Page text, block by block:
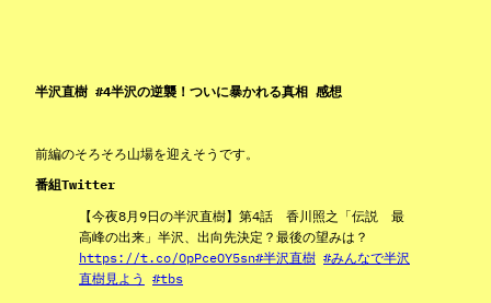
半沢直樹 #4半沢の逆襲！ついに暴かれる真相 感想
前編のそろそろ山場を迎えそうです。
番組Twitter
【今夜8月9日の半沢直樹】第4話 香川照之「伝説 最
高峰の出来」半沢、出向先決定？最後の望みは？
https://t.co/OpPceOY5sn#半沢直樹 #みんなで半沢
直樹見よう
#tbs